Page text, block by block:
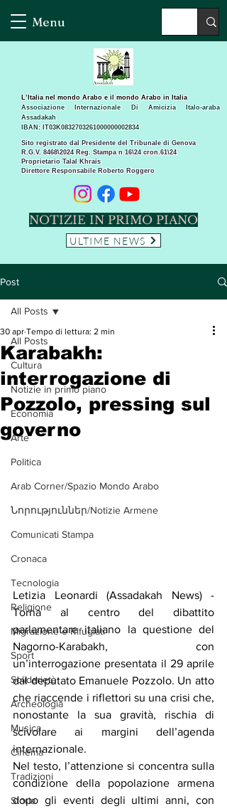
Menu
Sito registrato dal Presidente del Tribunale di Genova
R.G.V. 8468\2024 Reg. Stampa n 16\24 cron.61\24 ​
Proprietario Talal Khrais
Direttore Responsabile Roberto Roggero
L’Italia nel mondo Arabo e il mondo Arabo in Italia
Associazione Internazionale Di Amicizia Italo-araba
Assadakah
IBAN: IT03K0832703261000000002834
NOTIZIE IN PRIMO PIANO
ULTIME NEWS
Post
All Posts
Cultura
Notizie in primo piano
Economia
Arte
Politica
Arab Corner/Spazio Mondo Arabo
Նորություններ/Notizie Armene
Comunicati Stampa
Cronaca
Tecnologia
Religione
Migrazione e Rifugiati
Sport
Solidarietà
Archeologia
Musica
Cinema
Tradizioni
Storia
All Posts
Karabakh:
interrogazione di
Pozzolo, pressing sul
governo
30 apr Tempo di lettura: 2 min
Letizia Leonardi (Assadakah News) -
Torna al centro del dibattito
parlamentare italiano la questione del
Nagorno-Karabakh, con
un’interrogazione presentata il 29 aprile
dal deputato Emanuele Pozzolo. Un atto
che riaccende i riflettori su una crisi che,
nonostante la sua gravità, rischia di
scivolare ai margini dell’agenda
internazionale.
Nel testo, l’attenzione si concentra sulla
condizione della popolazione armena
dopo gli eventi degli ultimi anni, con